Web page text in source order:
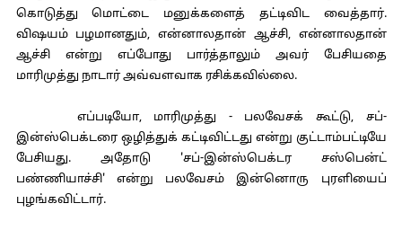
கொடுத்து மொட்டை மனுக்களைத் தட்டிவிட வைத்தார்.
விஷயம் பழமானதும், என்னாலதான் ஆச்சி, என்னாலதான்
ஆச்சி என்று எப்போது பார்த்தாலும் அவர் பேசியதை
மாரிமுத்து நாடார் அவ்வளவாக ரசிக்கவில்லை.
எப்படியோ, மாரிமுத்து - பலவேசக் கூட்டு, சப்-
இன்ஸ்பெக்டரை ஒழித்துக் கட்டிவிட்டது என்று குட்டாம்பட்டியே
பேசியது. அதோடு 'சப்-இன்ஸ்பெக்டர சஸ்பென்ட்
பண்ணியாச்சி' என்று பலவேசம் இன்னொரு புரளியைப்
புழங்கவிட்டார்.